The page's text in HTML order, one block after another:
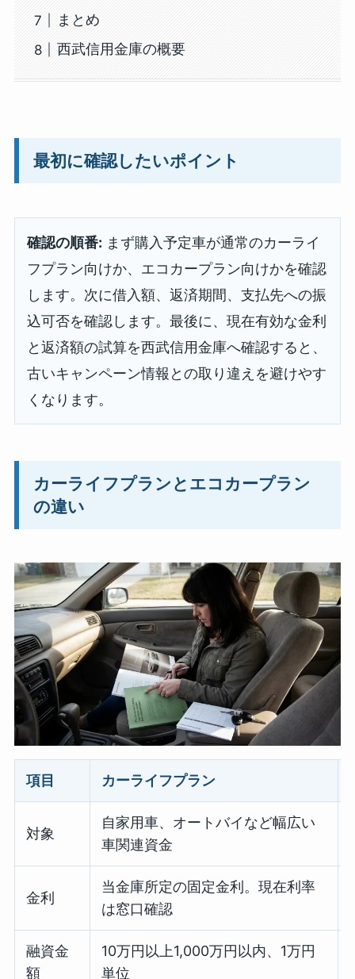
まとめ
西武信用金庫の概要
最初に確認したいポイント
確認の順番: まず購入予定車が通常のカーライ
フプラン向けか、エコカープラン向けかを確認
します。次に借入額、返済期間、支払先への振
込可否を確認します。最後に、現在有効な金利
と返済額の試算を西武信用金庫へ確認すると、
古いキャンペーン情報との取り違えを避けやす
くなります。
カーライフプランとエコカープラン
の違い
項目 カーライフプラン
対象
自家用車、オートバイなど幅広い
車関連資金
金利
当金庫所定の固定金利。現在利率
は窓口確認
融資金
額
10万円以上1,000万円以内、1万円
単位